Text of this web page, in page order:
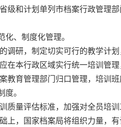
级和计划单列市档案行政管理
、制度化管理。
调研，制定切实可行的教学计
在本行政区域实行统一培训管
教育管理部门归口管理，培训
。
质量评估标准，加强对全员培
上，国家档案局将组织力量，